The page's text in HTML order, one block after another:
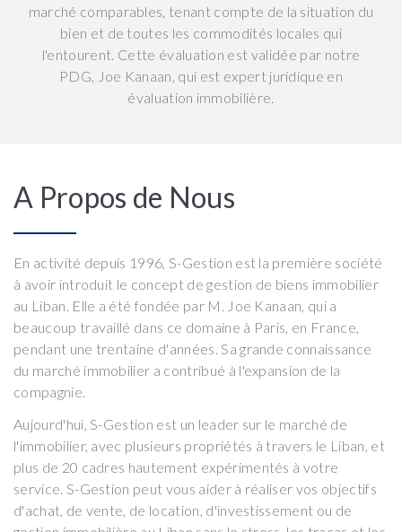
marché comparables, tenant compte de la situation du
bien et de toutes les commodités locales qui
l'entourent. Cette évaluation est validée par notre
PDG, Joe Kanaan, qui est expert juridique en
évaluation immobilière.
A Propos de Nous
En activité depuis 1996, S-Gestion est la première société
à avoir introduit le concept de gestion de biens immobilier
au Liban. Elle a été fondée par M. Joe Kanaan, qui a
beaucoup travaillé dans ce domaine à Paris, en France,
pendant une trentaine d'années. Sa grande connaissance
du marché immobilier a contribué à l'expansion de la
compagnie.
Aujourd'hui, S-Gestion est un leader sur le marché de
l'immobilier, avec plusieurs propriétés à travers le Liban, et
plus de 20 cadres hautement expérimentés à votre
service. S-Gestion peut vous aider à réaliser vos objectifs
d'achat, de vente, de location, d'investissement ou de